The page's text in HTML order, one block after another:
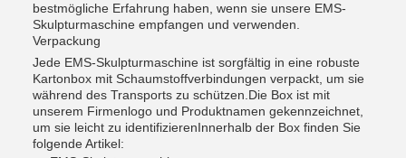
bestmögliche Erfahrung haben, wenn sie unsere EMS-
Skulpturmaschine empfangen und verwenden.
Verpackung
Jede EMS-Skulpturmaschine ist sorgfältig in eine robuste
Kartonbox mit Schaumstoffverbindungen verpackt, um sie
während des Transports zu schützen.Die Box ist mit
unserem Firmenlogo und Produktnamen gekennzeichnet,
um sie leicht zu identifizierenInnerhalb der Box finden Sie
folgende Artikel: